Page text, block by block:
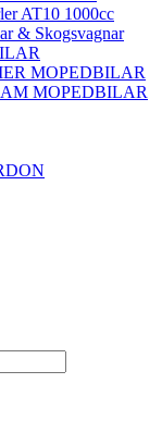
AT10 1000cc
& Skogsvagnar
MOPEDBILAR
MOPEDBILAR